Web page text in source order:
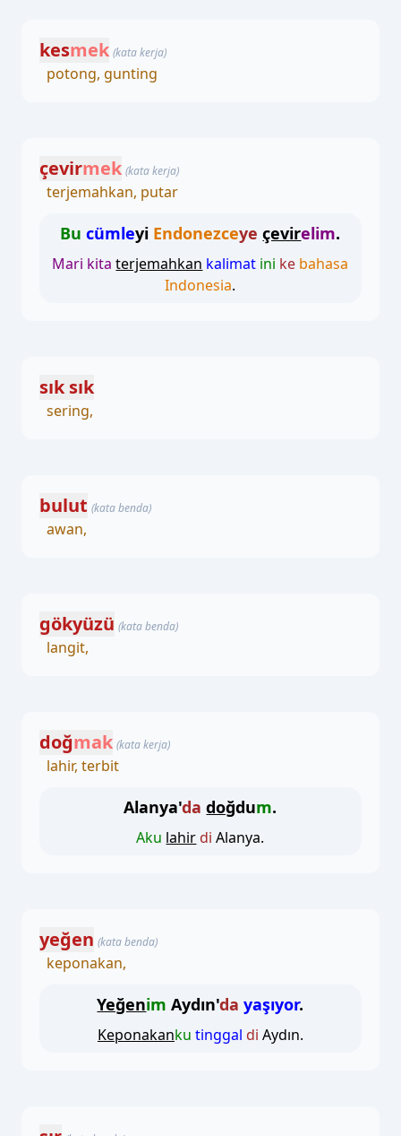
kesmek (kata kerja)
potong, gunting
çevirmek (kata kerja)
terjemahkan, putar
Bu cümleyi Endonezceye çevirelim.
Mari kita terjemahkan kalimat ini ke bahasa
Indonesia.
sık sık
sering,
bulut (kata benda)
awan,
gökyüzü (kata benda)
langit,
doğmak (kata kerja)
lahir, terbit
Alanya'da doğdum.
Aku lahir di Alanya.
yeğen (kata benda)
keponakan,
Yeğenim Aydın'da yaşıyor.
Keponakanku tinggal di Aydın.